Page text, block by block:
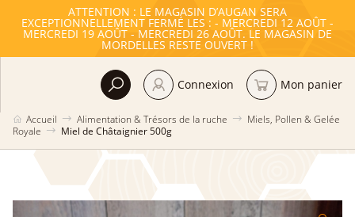
ATTENTION : LE MAGASIN D’AUGAN SERA
EXCEPTIONNELLEMENT FERMÉ LES : - MERCREDI 12 AOÛT -
MERCREDI 19 AOÛT - MERCREDI 26 AOÛT. LE MAGASIN DE
MORDELLES RESTE OUVERT !
Accueil Alimentation & Trésors de la ruche
Miels, Pollen & Gelée
Royale
Miel de Châtaignier 500g
Connexion Mon panier